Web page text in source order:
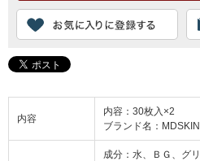
内容
内容：30枚入×2
ブランド名：
成分：水、ＢＧ、グ